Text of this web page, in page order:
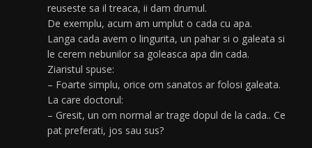
reuseste sa il treaca, ii dam drumul.
De exemplu, acum am umplut o cada cu apa.
Langa cada avem o lingurita, un pahar si o galeata si
le cerem nebunilor sa goleasca apa din cada.
Ziaristul spuse:
– Foarte simplu, orice om sanatos ar folosi galeata.
La care doctorul:
– Gresit, un om normal ar trage dopul de la cada.. Ce
pat preferati, jos sau sus?